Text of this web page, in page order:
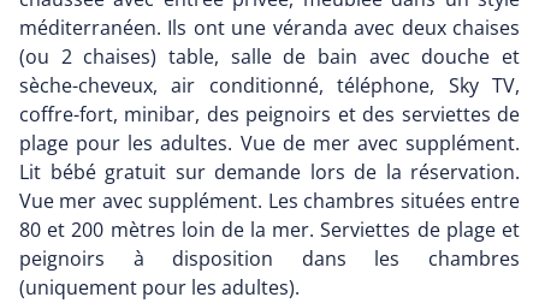
méditerranéen. Ils ont une véranda avec deux chaises
(ou 2 chaises) table, salle de bain avec douche et
sèche-cheveux, air conditionné, téléphone, Sky TV,
coffre-fort, minibar, des peignoirs et des serviettes de
plage pour les adultes. Vue de mer avec supplément.
Lit bébé gratuit sur demande lors de la réservation.
Vue mer avec supplément. Les chambres situées entre
80 et 200 mètres loin de la mer. Serviettes de plage et
peignoirs à disposition dans les chambres
(uniquement pour les adultes).